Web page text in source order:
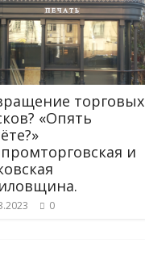
торговых
«Опять
и
0